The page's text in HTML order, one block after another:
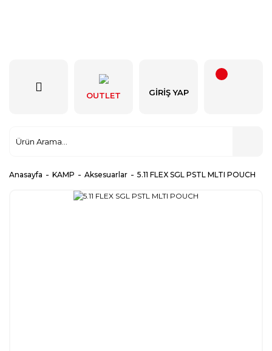
OUTLET GIRIŞ YAP
Anasayfa KAMP Aksesuarlar 5.11 FLEX SGL PSTL MLTI POUCH